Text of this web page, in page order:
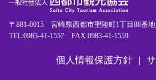
〒881-0015 宮崎県西都市聖陵町1丁目88番
TEL:0983-41-1557 FAX:0983-41-1559
個人情報保護方針